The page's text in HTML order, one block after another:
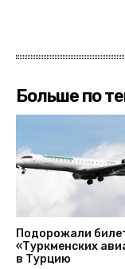
Больше по
Подорожали
«Туркменских
в Турцию